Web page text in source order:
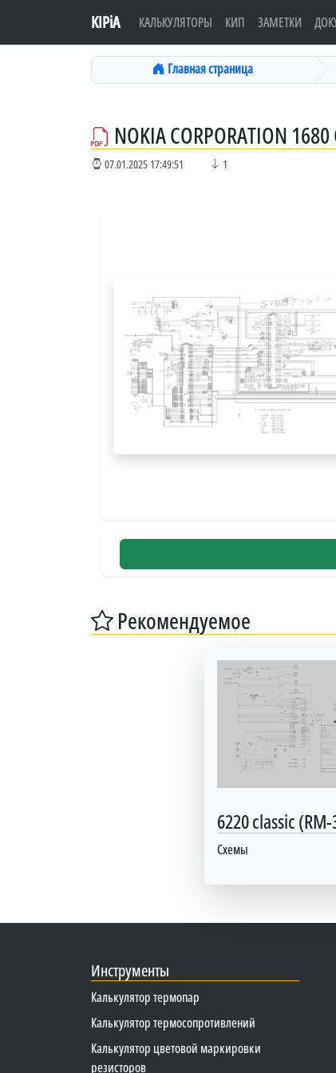
KIPiA КАЛЬКУЛЯТОРЫ КИП ЗАМЕТКИ
Главная страница
NOKIA CORPORATION 1680
07.01.2025 17:49:51 1
Рекомендуемое
6220 classic
Схемы
Инструменты
Калькулятор термопар
Калькулятор термосопротивлений
Калькулятор цветовой маркировки
резисторов